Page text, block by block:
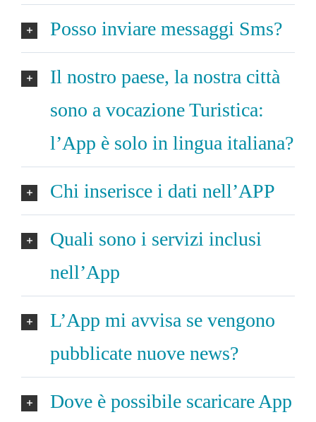
Posso inviare messaggi Sms?
Il nostro paese, la nostra città
sono a vocazione Turistica:
l’App è solo in lingua italiana?
Chi inserisce i dati nell’APP
Quali sono i servizi inclusi
nell’App
L’App mi avvisa se vengono
pubblicate nuove news?
Dove è possibile scaricare App